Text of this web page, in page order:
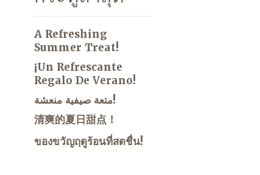
A Refreshing
Summer Treat!
¡Un Refrescante
Regalo De Verano!
متعة صيفية منعشة!
清爽的夏日甜点！
ของขวัญฤดูร้อนที่สดชื่น!